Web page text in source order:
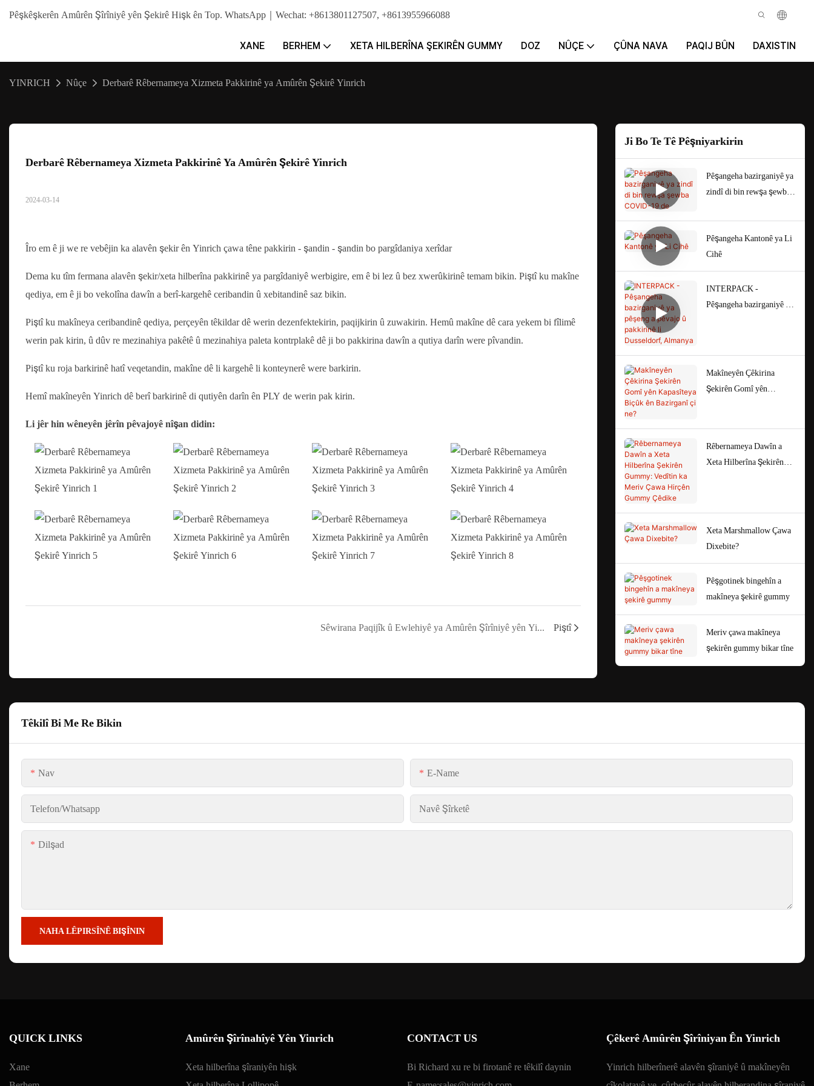
Pêşkêşkerên Amûrên Şîrîniyê yên Şekirê Hişk ên Top. WhatsApp｜Wechat: +8613801127507, +8613955966088
XANE BERHEM XETA HILBERÎNA ŞEKIRÊN GUMMY DOZ NÛÇE ÇÛNA NAVA PAQIJ BÛN DAXISTIN
YINRICH Nûçe Derbarê Rêbernameya Xizmeta Pakkirinê ya Amûrên Şekirê Yinrich
Derbarê Rêbernameya Xizmeta Pakkirinê Ya Amûrên Şekirê Yinrich
2024-03-14
Îro em ê ji we re vebêjin ka alavên şekir ên Yinrich çawa têne pakkirin - şandin - şandin bo pargîdaniya xerîdar
Dema ku tîm fermana alavên şekir/xeta hilberîna pakkirinê ya pargîdaniyê werbigire, em ê bi lez û bez xwerûkirinê temam bikin. Piştî ku makîne
qediya, em ê ji bo vekolîna dawîn a berî-kargehê ceribandin û xebitandinê saz bikin.
Piştî ku makîneya ceribandinê qediya, perçeyên têkildar dê werin dezenfektekirin, paqijkirin û zuwakirin. Hemû makîne dê cara yekem bi fîlimê
werin pak kirin, û dûv re mezinahiya pakêtê û mezinahiya paleta kontrplakê dê ji bo pakkirina dawîn a qutiya darîn were pîvandin.
Piştî ku roja barkirinê hatî veqetandin, makîne dê li kargehê li konteynerê were barkirin.
Hemî makîneyên Yinrich dê berî barkirinê di qutiyên darîn ên PLY de werin pak kirin.
Li jêr hin wêneyên jêrîn pêvajoyê nîşan didin:
Sêwirana Paqijîk û Ewlehiyê ya Amûrên Şîrîniyê yên Yinrich Piştî
Ji Bo Te Tê Pêşniyarkirin
Pêşangeha bazirganiyê ya
zindî di bin rewşa şewba
Pêşangeha Kantonê ya Li
Cihê
INTERPACK -
Pêşangeha bazirganiyê ya
Makîneyên Çêkirina
Şekirên Gomî yên
Rêbernameya Dawîn a
Xeta Hilberîna Şekirên
Xeta Marshmallow Çawa
Dixebite?
Pêşgotinek bingehîn a
makîneya şekirê gummy
Meriv çawa makîneya
şekirên gummy bikar tîne
Têkilî Bi Me Re Bikin
Nav E-Name
Telefon/whatsapp Navê Şîrketê
Dilşad
NAHA LÊPIRSÎNÊ BIŞÎNIN
QUICK LINKS
Xane
Amûrên Şîrînahîyê Yên Yinrich
Xeta hilberîna şîraniyên hişk
CONTACT US
Bi Richard xu re bi firotanê re têkilî daynin
Çêkerê Amûrên Şîrîniyan Ên Yinrich
Yinrich hilberînerê alavên şîraniyê û makîneyên